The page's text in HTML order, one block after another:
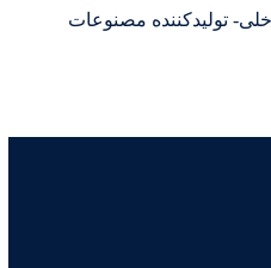
تولیدکننده مصنوعات